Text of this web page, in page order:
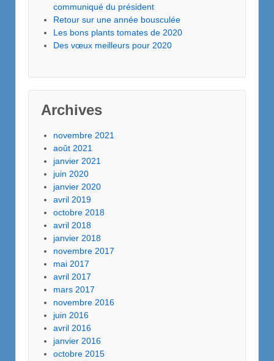
communiqué du président
Retour sur une année bousculée
Les bons plants tomates de 2020
Des vœux meilleurs pour 2020
Archives
novembre 2021
août 2021
janvier 2021
juin 2020
janvier 2020
avril 2019
octobre 2018
avril 2018
janvier 2018
novembre 2017
mai 2017
avril 2017
mars 2017
novembre 2016
juin 2016
avril 2016
janvier 2016
octobre 2015